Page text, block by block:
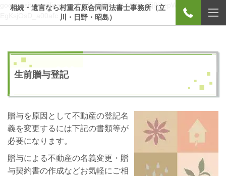
google-site-verification=1dH64PI8Fiv3UV8582Ej9j1epWy-
相続・遺言なら村重石原合同司法書士事務所（立
川・日野・昭島）
生前贈与登記
贈与を原因として不動産の登記名
義を変更するには下記の書類等が
必要になります。
贈与による不動産の名義変更・贈
与契約書の作成などお気軽にご相